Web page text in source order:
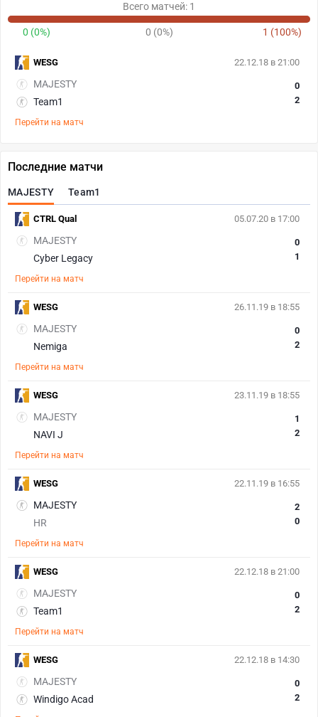
Всего матчей: 1
0 (0%) 0 (0%) 1 (100%)
22.12.18 в 21:00
MAJESTY
Team1
0
2
Перейти на матч
WESG
Последние матчи
MAJESTY Team1
05.07.20 в 17:00
MAJESTY
Cyber Legacy
0
1
Перейти на матч
CTRL Qual
26.11.19 в 18:55
MAJESTY
Nemiga
0
2
Перейти на матч
WESG
23.11.19 в 18:55
MAJESTY
NAVI J
1
2
Перейти на матч
WESG
22.11.19 в 16:55
MAJESTY
HR
2
0
Перейти на матч
WESG
22.12.18 в 21:00
MAJESTY
Team1
0
2
Перейти на матч
WESG
22.12.18 в 14:30
MAJESTY
Windigo Acad
0
2
WESG